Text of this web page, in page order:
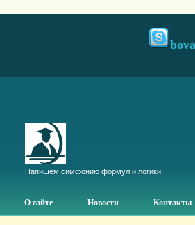
Напишем симфонию формул и логики
О сайте Новости Контакты